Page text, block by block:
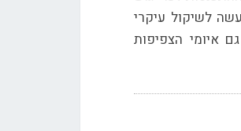
לשיקול עיקרי
איומי הצפיפות